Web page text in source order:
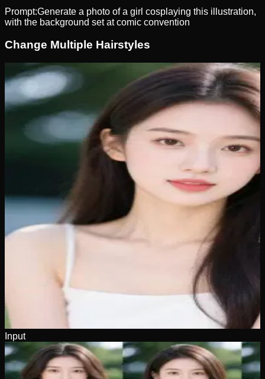
Prompt:Generate a photo of a girl cosplaying this illustration,
with the background set at comic convention
Change Multiple Hairstyles
Input